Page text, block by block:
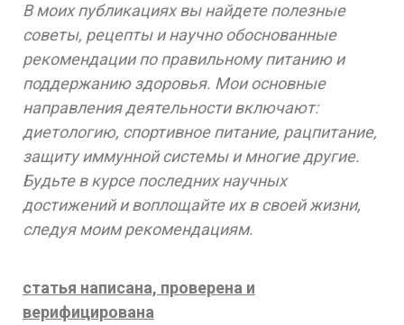
В моих публикациях вы найдете полезные
советы, рецепты и научно обоснованные
рекомендации по правильному питанию и
поддержанию здоровья. Мои основные
направления деятельности включают:
диетологию, спортивное питание, рацпитание,
защиту иммунной системы и многие другие.
Будьте в курсе последних научных
достижений и воплощайте их в своей жизни,
следуя моим рекомендациям.
статья написана, проверена и
верифицирована